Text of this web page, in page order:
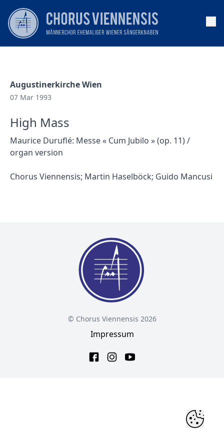
Augustinerkirche Wien
07 Mar 1993
High Mass
Maurice Duruflé: Messe « Cum Jubilo » (op. 11) /
organ version
Chorus Viennensis; Martin Haselböck; Guido Mancusi
© Chorus Viennensis 2026
Impressum